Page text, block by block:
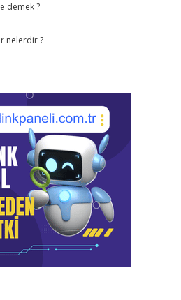
demek ?
nelerdir ?